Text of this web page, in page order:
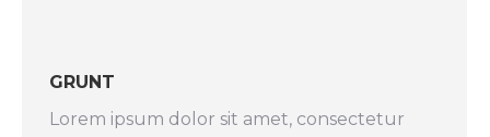
GRUNT
Lorem ipsum dolor sit amet, consectetur